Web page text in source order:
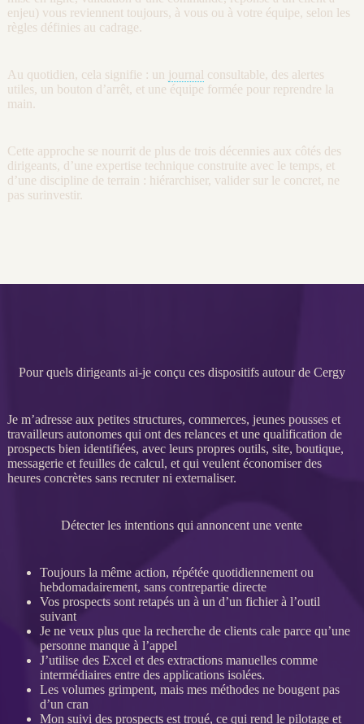
enjeu) vous reviennent toujours, à vous ou à votre équipe, selon les
règles définies au cadrage.
Au quotidien, cela signifie : un journal consultable, des alertes
utiles, un bouton d’arrêt, et une équipe formée pour reprendre la
main.
Cette approche se nourrit de plus de trois décennies aux côtés des
dirigeants, d’une expertise technique construite avec le temps, et
d’une discipline de terrain : hiérarchiser, valider sur le concret, ne
pas surinvestir.
Pour quels dirigeants ai-je conçu ces dispositifs autour de Cergy
Je m’adresse aux petites structures, commerces, jeunes pousses et
travailleurs autonomes qui ont des relanceset une qualification de
prospectsbien identifiées, avec leurs propres outils, site, boutique,
messagerie et feuilles de calcul, et qui veulent économiser des
heures concrètes sans recruter ni externaliser.
Détecter les intentions qui annoncent une vente
Toujours la même action, répétée quotidiennement ou
hebdomadairement, sans contrepartie directe
Vos prospectssont retapés un à un d’un fichier à l’outil
suivant
Je ne veux plus que la recherche de clients cale parce qu’une
personne manque à l’appel
J’utilise des Excel et des extractions manuelles comme
intermédiaires entre des applicationsisolées.
Les volumes grimpent, mais mes méthodes ne bougent pas
d’un cran
Mon suivi des prospectsest troué, ce qui rend le pilotageet